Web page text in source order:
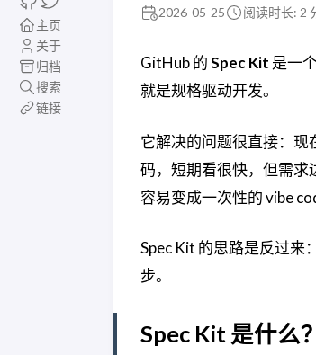
主页
关于
归档
搜索
链接
2026-05-25 阅读时长: 2
GitHub 的Spec Kit 是一
就是规格驱动开发。
它解决的问题很直接：现
码，短期看很快，但需求
容易变成一次性的 vibe
Spec Kit 的思路是反过来
步。
Spec Kit 是什么？